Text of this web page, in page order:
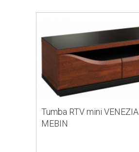
Tumba RTV mini VENEZIA
MEBIN